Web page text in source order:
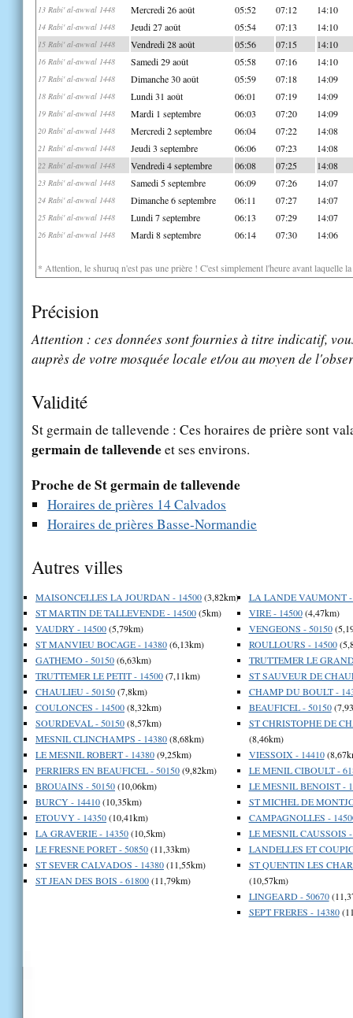
13 Rabi' al-awwal 1448 Mercredi 26 août 05:52 07:12 14:10
14 Rabi' al-awwal 1448 Jeudi 27 août 05:54 07:13 14:10
15 Rabi' al-awwal 1448 Vendredi 28 août 05:56 07:15 14:10
16 Rabi' al-awwal 1448 Samedi 29 août 05:58 07:16 14:10
17 Rabi' al-awwal 1448 Dimanche 30 août 05:59 07:18 14:09
18 Rabi' al-awwal 1448 Lundi 31 août 06:01 07:19 14:09
19 Rabi' al-awwal 1448 Mardi 1 septembre 06:03 07:20 14:09
20 Rabi' al-awwal 1448 Mercredi 2 septembre 06:04 07:22 14:08
21 Rabi' al-awwal 1448 Jeudi 3 septembre 06:06 07:23 14:08
22 Rabi' al-awwal 1448 Vendredi 4 septembre 06:08 07:25 14:08
23 Rabi' al-awwal 1448 Samedi 5 septembre 06:09 07:26 14:07
24 Rabi' al-awwal 1448 Dimanche 6 septembre 06:11 07:27 14:07
25 Rabi' al-awwal 1448 Lundi 7 septembre 06:13 07:29 14:07
26 Rabi' al-awwal 1448 Mardi 8 septembre 06:14 07:30 14:06
* Attention, le shuruq n'est pas une prière ! C'est simplement l'heure avant laquelle
Précision
Attention : ces données sont fournies à titre indicatif,
auprès de votre mosquée locale et/ou au moyen de
Validité
St germain de tallevende : Ces horaires de prière sont
germain de tallevendeet ses environs.
Proche de St germain de tallevende
Horaires de prières 14 Calvados
Horaires de prières Basse-Normandie
Autres villes
MAISONCELLES LA JOURDAN - 14500(3,82km)
ST MARTIN DE TALLEVENDE - 14500(5km)
VAUDRY - 14500(5,79km)
ST MANVIEU BOCAGE - 14380(6,13km)
GATHEMO - 50150(6,63km)
TRUTTEMER LE PETIT - 14500(7,11km)
CHAULIEU - 50150(7,8km)
COULONCES - 14500(8,32km)
SOURDEVAL - 50150(8,57km)
MESNIL CLINCHAMPS - 14380(8,68km)
LE MESNIL ROBERT - 14380(9,25km)
PERRIERS EN BEAUFICEL - 50150(9,82km)
BROUAINS - 50150(10,06km)
BURCY - 14410(10,35km)
ETOUVY - 14350(10,41km)
LA GRAVERIE - 14350(10,5km)
LE FRESNE PORET - 50850(11,33km)
ST SEVER CALVADOS - 14380(11,55km)
ST JEAN DES BOIS - 61800(11,79km)
LA LANDE VAUMONT -
VIRE - 14500(4,47km)
VENGEONS - 50150
ROULLOURS - 14500
TRUTTEMER LE
ST SAUVEUR DE
CHAMP DU BOULT -
BEAUFICEL - 50150
ST CHRISTOPHE DE
(8,46km)
VIESSOIX - 14410
LE MENIL CIBOULT -
LE MESNIL BENOIST -
ST MICHEL DE
CAMPAGNOLLES -
LE MESNIL CAUSSOIS -
LANDELLES ET
ST QUENTIN LES
(10,57km)
LINGEARD - 50670
SEPT FRERES - 14380